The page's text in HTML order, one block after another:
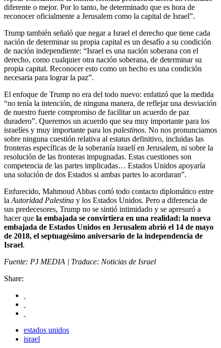
diferente o mejor. Por lo tanto, he determinado que es hora de
reconocer oficialmente a Jerusalem como la capital de Israel”.
Trump también señaló que negar a Israel el derecho que tiene cada
nación de determinar su propia capital es un desafío a su condición
de nación independiente: “Israel es una nación soberana con el
derecho, como cualquier otra nación soberana, de determinar su
propia capital. Reconocer esto como un hecho es una condición
necesaria para lograr la paz”.
El enfoque de Trump no era del todo nuevo: enfatizó que la medida
“no tenía la intención, de ninguna manera, de reflejar una desviación
de nuestro fuerte compromiso de facilitar un acuerdo de paz
duradero”. Queremos un acuerdo que sea muy importante para los
israelíes y muy importante para los palestinos. No nos pronunciamos
sobre ninguna cuestión relativa al estatus definitivo, incluidas las
fronteras específicas de la soberanía israelí en Jerusalem, ni sobre la
resolución de las fronteras impugnadas. Estas cuestiones son
competencia de las partes implicadas… Estados Unidos apoyaría
una solución de dos Estados si ambas partes lo acordaran”.
Enfurecido, Mahmoud Abbas cortó todo contacto diplomático entre
la Autoridad Palestina y los Estados Unidos. Pero a diferencia de
sus predecesores, Trump no se sintió intimidado y se apresuró a
hacer que la embajada se convirtiera en una realidad: la nueva
embajada de Estados Unidos en Jerusalem abrió el 14 de mayo
de 2018, el septuagésimo aniversario de la independencia de
Israel.
Fuente: PJ MEDIA | Traduce: Noticias de Israel
Share:
estados unidos
israel